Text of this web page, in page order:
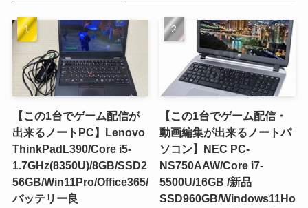
【この1台でゲーム配信が
出来るノートPC】Lenovo
ThinkPadL390/Core i5-
1.7GHz(8350U)/8GB/SSD2
56GB/Win11Pro/Office365/
バッテリー良
【この1台でゲーム配信・
動画編集が出来るノートパ
ソコン】NEC PC-
NS750AAW/Core i7-
5500U/16GB /新品
SSD960GB/Windows11Ho